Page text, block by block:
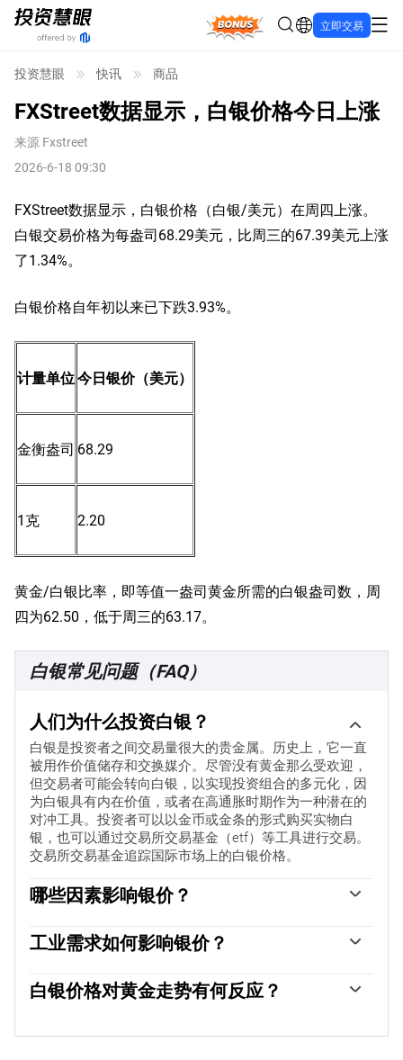
Bonus 立即交易
投资慧眼 快讯 商品
FXStreet数据显示，白银价格今日上涨
来源 Fxstreet
2026-6-18 09:30
FXStreet数据显示，白银价格（白银/美元）在周四上涨。
白银交易价格为每盎司68.29美元，比周三的67.39美元上涨
了1.34%。
白银价格自年初以来已下跌3.93%。
计量单位今日银价（美元）
金衡盎司 68.29
1克 2.20
黄金/白银比率，即等值一盎司黄金所需的白银盎司数，周
四为62.50，低于周三的63.17。
白银常见问题（FAQ）
人们为什么投资白银？
白银是投资者之间交易量很大的贵金属。历史上，它一直
被用作价值储存和交换媒介。尽管没有黄金那么受欢迎，
但交易者可能会转向白银，以实现投资组合的多元化，因
为白银具有内在价值，或者在高通胀时期作为一种潜在的
对冲工具。投资者可以以金币或金条的形式购买实物白
银，也可以通过交易所交易基金（etf）等工具进行交易。
交易所交易基金追踪国际市场上的白银价格。
哪些因素影响银价？
济深度衰退的担忧，可能使白银价格因其避险地位而上
涨，尽管其上涨幅度不及黄金。作为一种无收益资产，白
（USD）的表现，因为资产是以美元（XAG/USD）定价
工业需求如何影响银价？
为它是所有金属中导电性最高的金属之一，比铜和金还要
高。需求的激增可能会提高价格，而需求的下降往往会降
动：对于美国，尤其是中国，它们的大型工业部门在各种
白银价格对黄金走势有何反应？
也会随之上涨，因为它们作为避险资产的地位是相似的。